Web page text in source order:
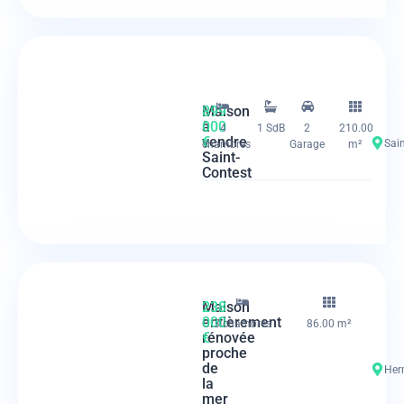
Maison
à
vendre
Saint-
Contest
899
000
€
4
chambres
1 SdB
2
Garage
210.00
m²
Maison
entièrement
rénovée
proche
de
la
mer
238
000
€
3 chambres 86.00 m²